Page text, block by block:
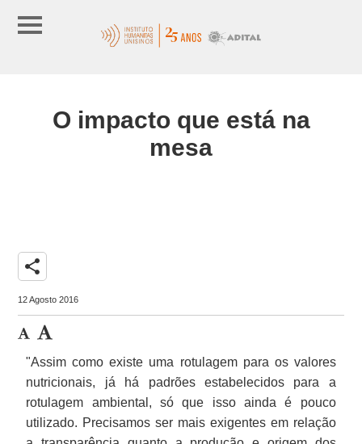
O impacto que está na
mesa
share
12 Agosto 2016
"Assim como existe uma rotulagem para os valores
nutricionais, já há padrões estabelecidos para a
rotulagem ambiental, só que isso ainda é pouco
utilizado. Precisamos ser mais exigentes em relação